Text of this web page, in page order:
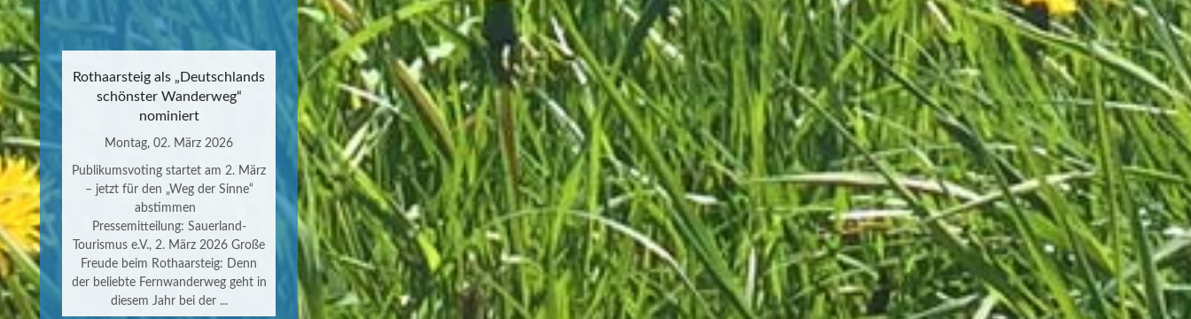
Rothaarsteig als „Deutschlands
schönster Wanderweg“
nominiert
Montag, 02. März 2026
Publikumsvoting startet am 2. März
– jetzt für den „Weg der Sinne“
abstimmen
Pressemitteilung: Sauerland-
Tourismus e.V., 2. März 2026 Große
Freude beim Rothaarsteig: Denn
der beliebte Fernwanderweg geht in
diesem Jahr bei der ...